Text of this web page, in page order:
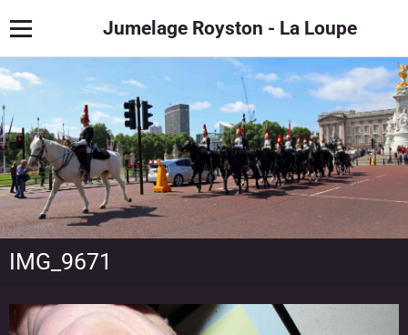
Jumelage Royston - La Loupe
IMG_9671